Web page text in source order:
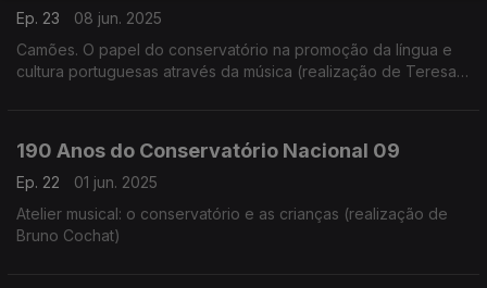
Ep. 23
08 jun. 2025
Camões. O papel do conservatório na promoção da língua e
cultura portuguesas através da música (realização de Teresa
190 Anos do Conservatório Nacional 09
Ep. 22
01 jun. 2025
Atelier musical: o conservatório e as crianças (realização de
Bruno Cochat)